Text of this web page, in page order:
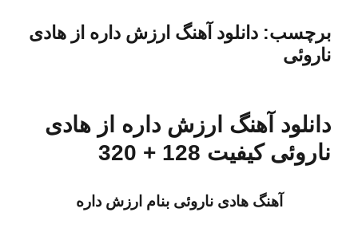
برچسب:دانلود آهنگ ارزش داره از هادی
ناروئی
دانلود آهنگ ارزش داره از هادی
ناروئی کیفیت 128 + 320
آهنگ هادی ناروئی بنام ارزش داره